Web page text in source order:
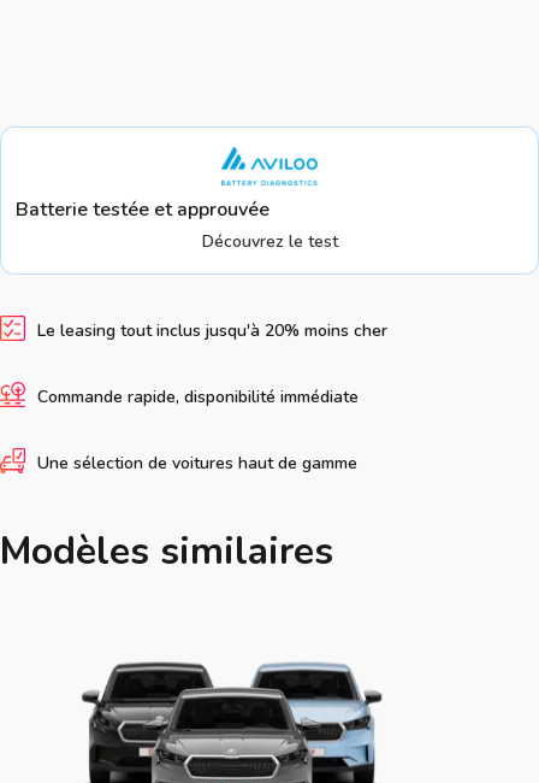
Batterie testée et approuvée
Découvrez le test
Le leasing tout inclus jusqu'à 20% moins cher
Commande rapide, disponibilité immédiate
Une sélection de voitures haut de gamme
Modèles similaires